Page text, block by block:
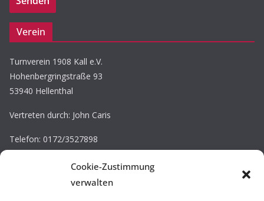
Cookie-Zustimmung
verwalten
Verein
Turnverein 1908 Kall e.V.
Hohenbergringstraße 93
53940 Hellenthal
Vertreten durch: John Caris
Telefon: 0172/3527898
E-Mail: john.caris@tv-kall.de
Eintragung im Vereinsregister.